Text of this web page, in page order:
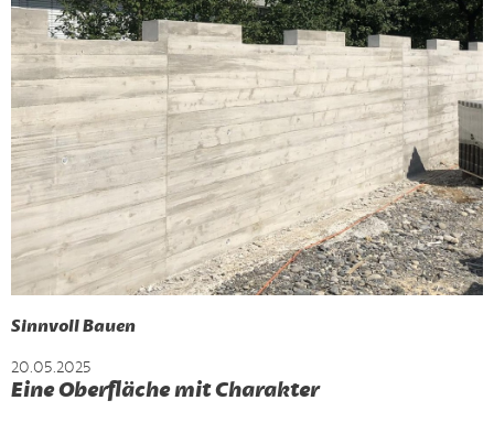
Sinnvoll Bauen
20.05.2025
Eine Oberfläche mit Charakter